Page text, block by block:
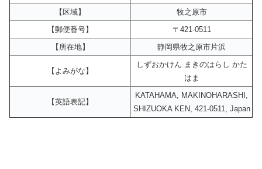
【区域】
牧之原市
【郵便番号】
〒421-0511
【所在地】
静岡県牧之原市片浜
【よみがな】
しずおかけん まきのはらし かた
はま
【英語表記】
KATAHAMA, MAKINOHARASHI,
SHIZUOKA KEN, 421-0511, Japan